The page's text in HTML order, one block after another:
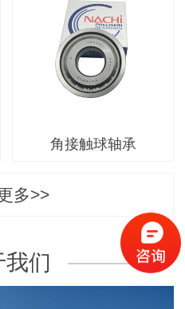
角接触球轴承
多>>
我们